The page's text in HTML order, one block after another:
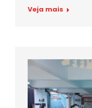
Veja mais